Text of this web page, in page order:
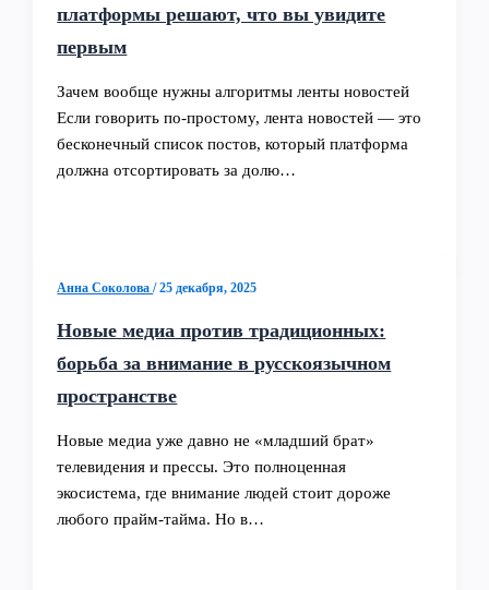
платформы решают, что вы увидите
первым
Зачем вообще нужны алгоритмы ленты новостей
Если говорить по‑простому, лента новостей — это
бесконечный список постов, который платформа
должна отсортировать за долю…
Анна Соколова/25 декабря, 2025
Новые медиа против традиционных:
борьба за внимание в русскоязычном
пространстве
Новые медиа уже давно не «младший брат»
телевидения и прессы. Это полноценная
экосистема, где внимание людей стоит дороже
любого прайм-тайма. Но в…